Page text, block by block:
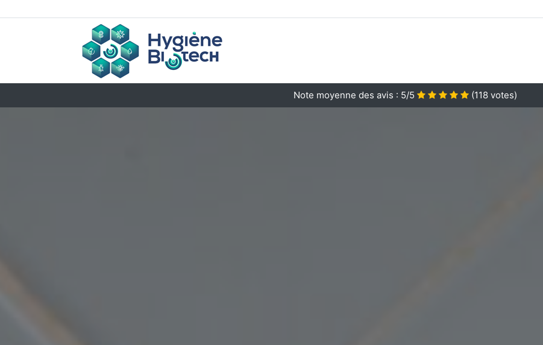
Note moyenne des avis : 5/5 (118votes)